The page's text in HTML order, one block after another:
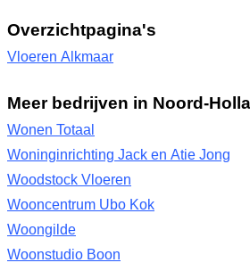
Overzichtpagina's
Vloeren Alkmaar
Meer bedrijven in Noord-
Wonen Totaal
Woninginrichting Jack en Atie Jong
Woodstock Vloeren
Wooncentrum Ubo Kok
Woongilde
Woonstudio Boon